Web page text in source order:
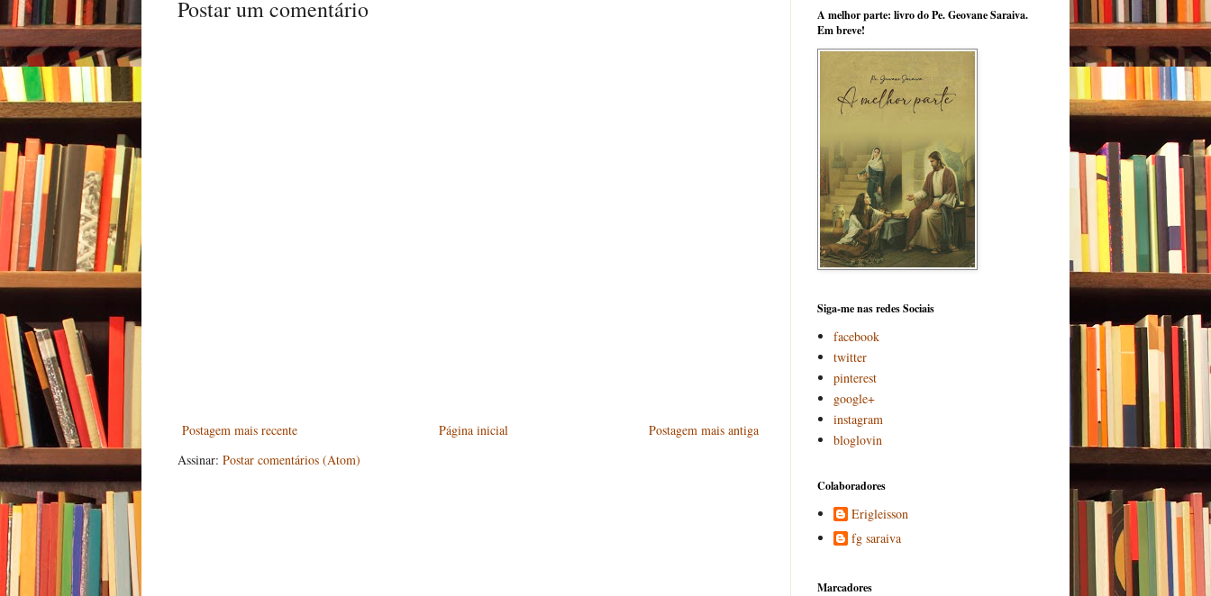
Postar um comentário
Postagem mais recente Postagem mais antiga
Página inicial
Assinar: Postar comentários (Atom)
A melhor parte: livro do Pe. Geovane Saraiva.
Em breve!
Siga-me nas redes Sociais
facebook
twitter
pinterest
google+
instagram
bloglovin
Colaboradores
Erigleisson
fg saraiva
Marcadores